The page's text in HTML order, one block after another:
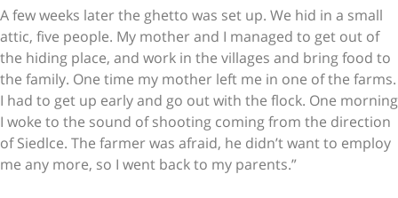
A few weeks later the ghetto was set up. We hid in a small
attic, five people. My mother and I managed to get out of
the hiding place, and work in the villages and bring food to
the family. One time my mother left me in one of the farms.
I had to get up early and go out with the flock. One morning
I woke to the sound of shooting coming from the direction
of Siedlce. The farmer was afraid, he didn’t want to employ
me any more, so I went back to my parents.”